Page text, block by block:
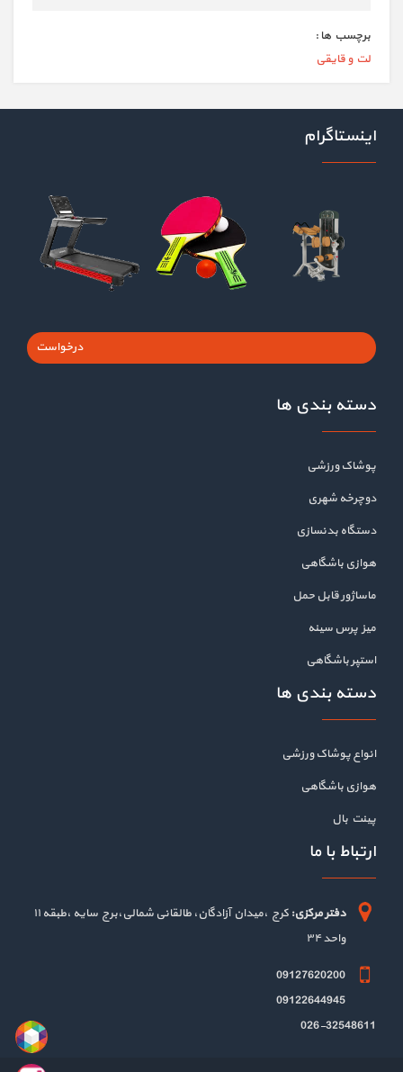
برچسب ها :
لت و قایقی
اینستاگرام
درخواست
دسته بندی ها
پوشاک ورزشی
دوچرخه شهری
دستگاه بدنسازی
هوازی باشگاهی
ماساژور قابل حمل
میز پرس سینه
استپر باشگاهی
دسته بندی ها
انواع پوشاک ورزشی
هوازی باشگاهی
پینت بال
ارتباط با ما
دفتر مرکزی:
کرج ،میدان آزادگان، طالقانی شمالی،برج سایه ،طبقه ۱۱
واحد ۳۴
09127620200
09122644945
026-32548611